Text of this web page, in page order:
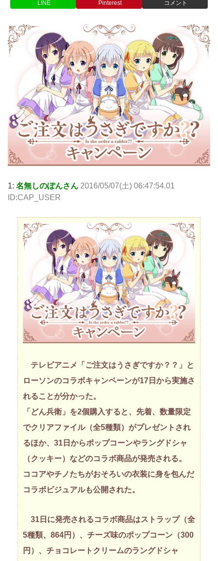
LINE Pinterest コメント
1: 名無しのぽんさん 2016/05/07(土) 06:47:54.01
ID:CAP_USER
テレビアニメ「ご注文はうさぎですか？？」と
ローソンのコラボキャンペーンが17日から実施さ
れることが分かった。
「どん兵衛」を2個購入すると、先着、数量限定
でクリアファイル（全5種類）がプレゼントされ
るほか、31日からポップコーンやラングドシャ
（クッキー）などのコラボ商品が発売される。
ココアやチノたちがおそろいの衣装に身を包んだ
コラボビジュアルも公開された。
31日に発売されるコラボ商品はストラップ（全
5種類、864円）、チーズ味のポップコーン（300
円）、チョコレートクリームのラングドシャ